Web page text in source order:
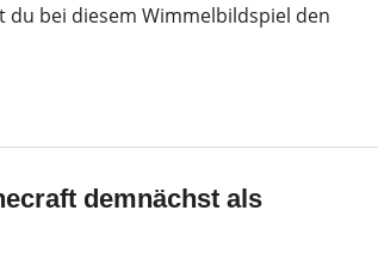
du bei diesem Wimmelbildspiel den
demnächst als